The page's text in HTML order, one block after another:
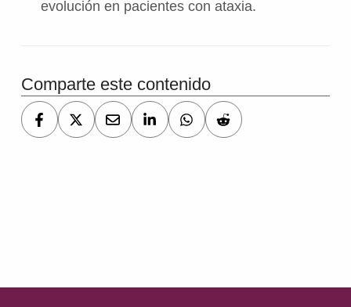
evolución en pacientes con ataxia.
Comparte este contenido